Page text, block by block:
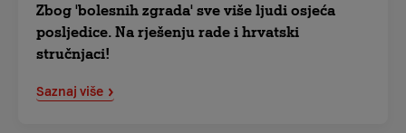
Zbog 'bolesnih zgrada' sve više ljudi osjeća
posljedice. Na rješenju rade i hrvatski
stručnjaci!
Saznaj više